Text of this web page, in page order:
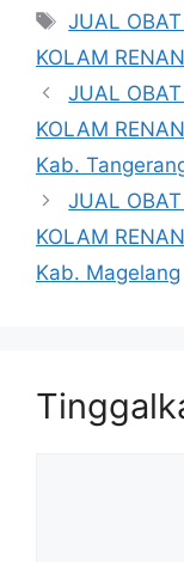
Tag
JUAL
KOLAM
JUAL
KOLAM
Kab.
JUAL
KOLAM
Kab. Magelang